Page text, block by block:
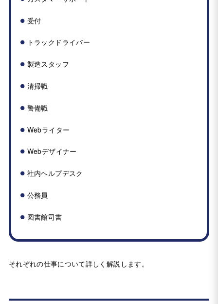
受付
トラックドライバー
製造スタッフ
清掃職
警備職
Webライター
Webデザイナー
社内ヘルプデスク
公務員
図書館司書
それぞれの仕事について詳しく解説します。